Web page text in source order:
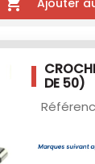
DE 50)